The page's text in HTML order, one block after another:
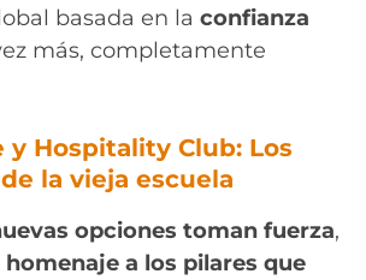
basada en la confianza
más, completamente
y Hospitality Club: Los
la vieja escuela
opciones toman fuerza,
a los pilares que